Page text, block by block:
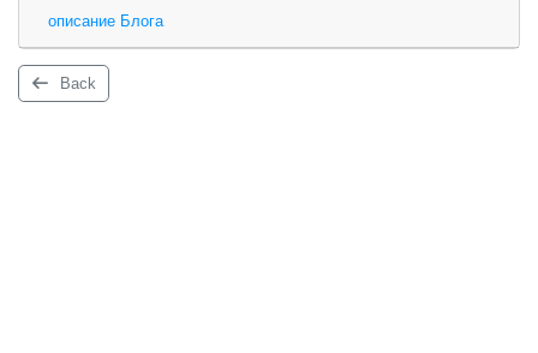
описание Блога
Back